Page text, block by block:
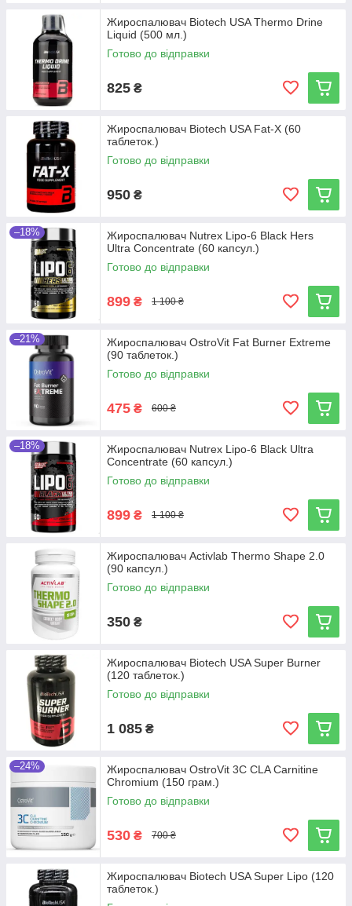
Жироспалювач Biotech USA Thermo Drine
Liquid (500 мл.)
Готово до відправки
825 ₴
Жироспалювач Biotech USA Fat-X (60
таблеток.)
Готово до відправки
950 ₴
–18%
Жироспалювач Nutrex Lipo-6 Black Hers
Ultra Concentrate (60 капсул.)
Готово до відправки
899 ₴ 1 100 ₴
–21%
Жироспалювач OstroVit Fat Burner Extreme
(90 таблеток.)
Готово до відправки
475 ₴ 600 ₴
–18%
Жироспалювач Nutrex Lipo-6 Black Ultra
Concentrate (60 капсул.)
Готово до відправки
899 ₴ 1 100 ₴
Жироспалювач Activlab Thermo Shape 2.0
(90 капсул.)
Готово до відправки
350 ₴
Жироспалювач Biotech USA Super Burner
(120 таблеток.)
Готово до відправки
1 085 ₴
–24%
Жироспалювач OstroVit 3C CLA Carnitine
Chromium (150 грам.)
Готово до відправки
530 ₴ 700 ₴
Жироспалювач Biotech USA Super Lipo (120
таблеток.)